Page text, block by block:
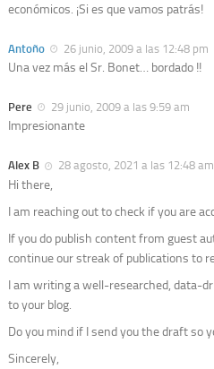
económicos. ¡Si es que vamos patrás!
Antoño 26 junio, 2009 a las 12:48 pm
Una vez más el Sr. Bonet… bordado !!
Pere 29 junio, 2009 a las 9:59 am
Impresionante
Alex B 28 agosto, 2021 a las 12:48 am
Hi there,
I am reaching out to check if you are
If you do publish content from guest
continue our streak of publications to
I am writing a well-researched, data-
to your blog.
Do you mind if I send you the draft so
Sincerely,